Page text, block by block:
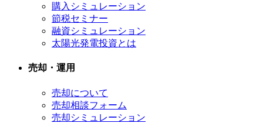
購入シミュレーション
節税セミナー
融資シミュレーション
太陽光発電投資とは
売却・運用
売却について
売却相談フォーム
売却シミュレーション